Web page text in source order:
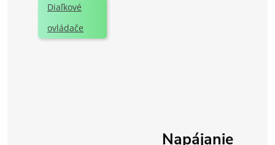
Diaľkové
ovládače
Napájanie